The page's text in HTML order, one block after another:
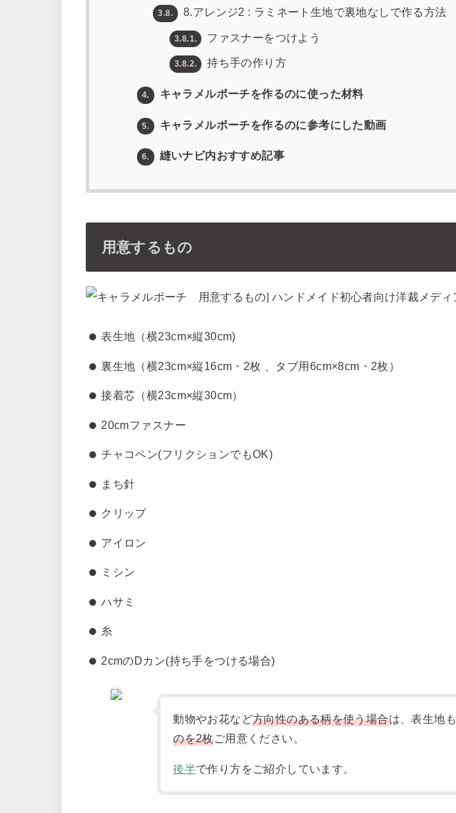
3.8. 8.アレンジ2 : ラミネート生地で裏地なしで作る方法
3.8.1. ファスナーをつけよう
3.8.2. 持ち手の作り方
4. キャラメルポーチを作るのに使った材料
5. キャラメルポーチを作るのに参考にした動画
6. 縫いナビ内おすすめ記事
用意するもの
表生地（横23cm×縦30cm)
裏生地（横23cm×縦16cm・2枚 、タブ用6cm×8cm・2枚）
接着芯（横23cm×縦30cm）
20cmファスナー
チャコペン(フリクションでもOK)
まち針
クリップ
アイロン
ミシン
ハサミ
糸
2cmのDカン(持ち手をつける場合)
動物やお花など方向性のある柄を使う場合は、表生地も
のを2枚ご用意ください。
後半で作り方をご紹介しています。